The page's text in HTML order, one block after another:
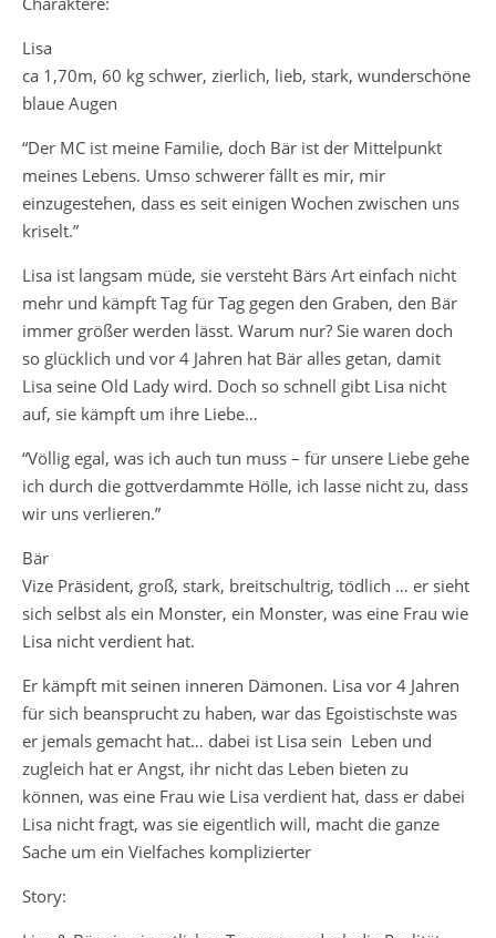
Lisa
ca 1,70m, 60 kg schwer, zierlich, lieb, stark, wunderschöne
blaue Augen
“Der MC ist meine Familie, doch Bär ist der Mittelpunkt
meines Lebens. Umso schwerer fällt es mir, mir
einzugestehen, dass es seit einigen Wochen zwischen uns
kriselt.”
Lisa ist langsam müde, sie versteht Bärs Art einfach nicht
mehr und kämpft Tag für Tag gegen den Graben, den Bär
immer größer werden lässt. Warum nur? Sie waren doch
so glücklich und vor 4 Jahren hat Bär alles getan, damit
Lisa seine Old Lady wird. Doch so schnell gibt Lisa nicht
auf, sie kämpft um ihre Liebe…
“Völlig egal, was ich auch tun muss – für unsere Liebe gehe
ich durch die gottverdammte Hölle, ich lasse nicht zu, dass
wir uns verlieren.”
Bär
Vize Präsident, groß, stark, breitschultrig, tödlich … er sieht
sich selbst als ein Monster, ein Monster, was eine Frau wie
Lisa nicht verdient hat.
Er kämpft mit seinen inneren Dämonen. Lisa vor 4 Jahren
für sich beansprucht zu haben, war das Egoistischste was
er jemals gemacht hat… dabei ist Lisa sein Leben und
zugleich hat er Angst, ihr nicht das Leben bieten zu
können, was eine Frau wie Lisa verdient hat, dass er dabei
Lisa nicht fragt, was sie eigentlich will, macht die ganze
Sache um ein Vielfaches komplizierter
Story: